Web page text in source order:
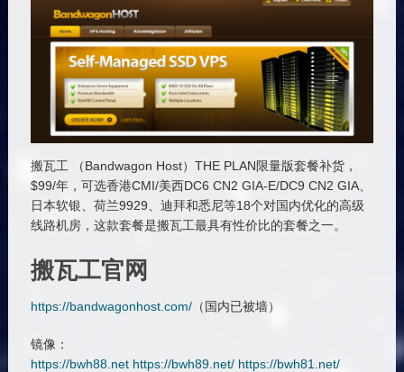
搬瓦工 （Bandwagon Host）THE PLAN限量版套餐补货，
$99/年，可选香港CMI/美西DC6 CN2 GIA-E/DC9 CN2 GIA、
日本软银、荷兰9929、迪拜和悉尼等18个对国内优化的高级
线路机房，这款套餐是搬瓦工最具有性价比的套餐之一。
搬瓦工官网
https://bandwagonhost.com/（国内已被墙）
镜像：
https://bwh88.net https://bwh89.net/ https://bwh81.net/